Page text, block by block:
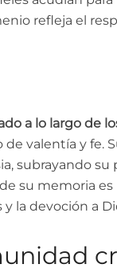
refleja el
a lo largo de
valentía y fe.
subrayando
su memoria
la devoción a